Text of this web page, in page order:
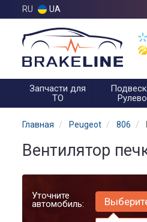
RU UA
Запчасти для
ТО
Главная Peugeot 806
Вентилятор
Уточните
автомобиль: